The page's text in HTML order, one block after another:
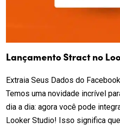
Lançamento Stract no
Extraia Seus Dados do
Temos uma novidade incrível
dia a dia: agora você pode
Looker Studio! Isso significa